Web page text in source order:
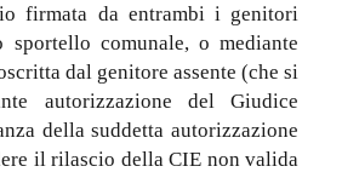
firmata da entrambi i genitori
sportello comunale, o mediante
dal genitore assente (che si
autorizzazione del Giudice
della suddetta autorizzazione
il rilascio della CIE non valida